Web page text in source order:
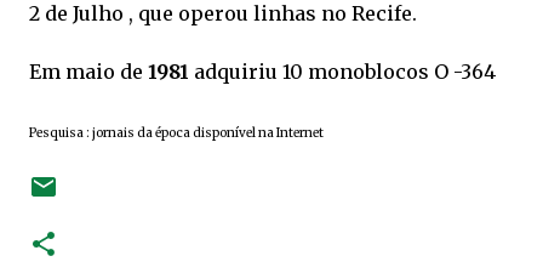
2 de Julho , que operou linhas no Recife.
Em maio de 1981 adquiriu 10 monoblocos O -364
Pesquisa : jornais da época disponível na Internet